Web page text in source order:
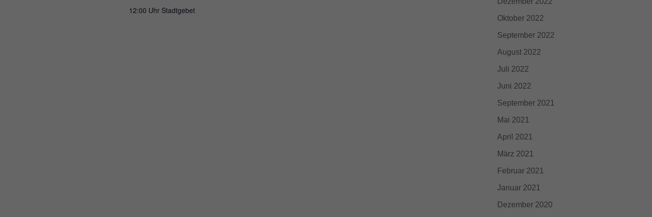
12:00 Uhr Stadtgebet
Oktober 2022
September 2022
August 2022
Juli 2022
Juni 2022
September 2021
Mai 2021
April 2021
März 2021
Februar 2021
Januar 2021
Dezember 2020